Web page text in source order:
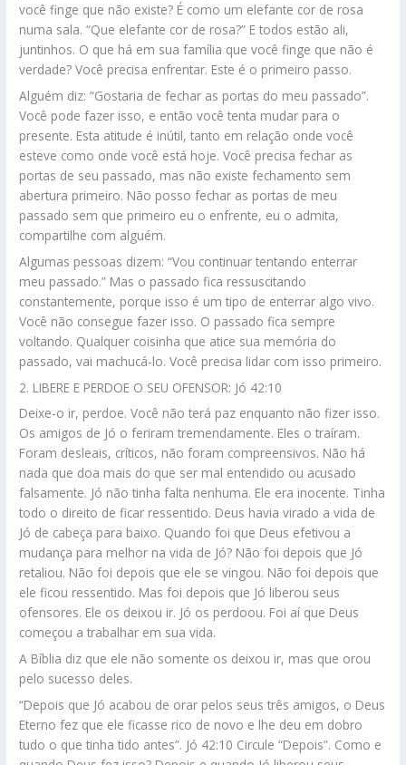
você finge que não existe? É como um elefante cor de rosa
numa sala. “Que elefante cor de rosa?” E todos estão ali,
juntinhos. O que há em sua família que você finge que não é
verdade? Você precisa enfrentar. Este é o primeiro passo.
Alguém diz: “Gostaria de fechar as portas do meu passado”.
Você pode fazer isso, e então você tenta mudar para o
presente. Esta atitude é inútil, tanto em relação onde você
esteve como onde você está hoje. Você precisa fechar as
portas de seu passado, mas não existe fechamento sem
abertura primeiro. Não posso fechar as portas de meu
passado sem que primeiro eu o enfrente, eu o admita,
compartilhe com alguém.
Algumas pessoas dizem: “Vou continuar tentando enterrar
meu passado.” Mas o passado fica ressuscitando
constantemente, porque isso é um tipo de enterrar algo vivo.
Você não consegue fazer isso. O passado fica sempre
voltando. Qualquer coisinha que atice sua memória do
passado, vai machucá-lo. Você precisa lidar com isso primeiro.
2. LIBERE E PERDOE O SEU OFENSOR: Jó 42:10
Deixe-o ir, perdoe. Você não terá paz enquanto não fizer isso.
Os amigos de Jó o feriram tremendamente. Eles o traíram.
Foram desleais, críticos, não foram compreensivos. Não há
nada que doa mais do que ser mal entendido ou acusado
falsamente. Jó não tinha falta nenhuma. Ele era inocente. Tinha
todo o direito de ficar ressentido. Deus havia virado a vida de
Jó de cabeça para baixo. Quando foi que Deus efetivou a
mudança para melhor na vida de Jó? Não foi depois que Jó
retaliou. Não foi depois que ele se vingou. Não foi depois que
ele ficou ressentido. Mas foi depois que Jó liberou seus
ofensores. Ele os deixou ir. Jó os perdoou. Foi aí que Deus
começou a trabalhar em sua vida.
A Bíblia diz que ele não somente os deixou ir, mas que orou
pelo sucesso deles.
“Depois que Jó acabou de orar pelos seus três amigos, o Deus
Eterno fez que ele ficasse rico de novo e lhe deu em dobro
tudo o que tinha tido antes”. Jó 42:10 Circule “Depois”. Como e